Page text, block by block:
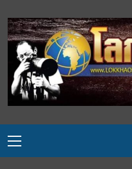
to
content
Menu